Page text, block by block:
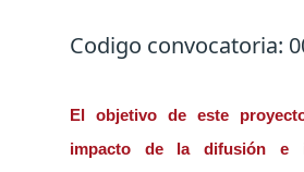
Codigo convocatoria:
El objetivo de este
impacto de ladifusión e